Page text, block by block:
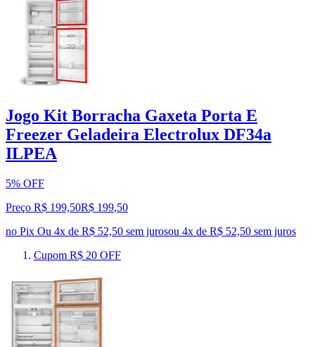
Jogo Kit Borracha Gaxeta Porta E
Freezer Geladeira Electrolux DF34a
ILPEA
5% OFF
Preço R$ 199,50R$ 199,50
no Pix Ou 4x de R$ 52,50 sem jurosou 4x de R$ 52,50 sem juros
Cupom R$ 20 OFF